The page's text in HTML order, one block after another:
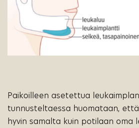
Paikoilleen asetettua
tunnusteltaessa huomataan,
hyvin samalta kuin potilaan oma